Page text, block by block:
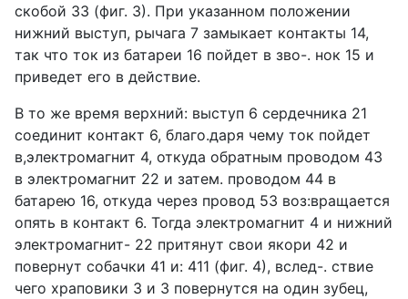
скобой 33 (фиг. 3). При указанном положении
нижний выступ, рычага 7 замыкает контакты 14,
так что ток из батареи 16 пойдет в зво-. нок 15 и
приведет его в действие.
В то же время верхний: выступ 6 сердечника 21
соединит контакт 6, благо.даря чему ток пойдет
в,электромагнит 4, откуда обратным проводом 43
в электромагнит 22 и затем. проводом 44 в
батарею 16, откуда через провод 53 воз:вращается
опять в контакт 6. Тогда электромагнит 4 и нижний
электромагнит- 22 притянут свои якори 42 и
повернут собачки 41 и: 411 (фиг. 4), вслед-. ствие
чего храповики 3 и 3 повернутся на один зубец,